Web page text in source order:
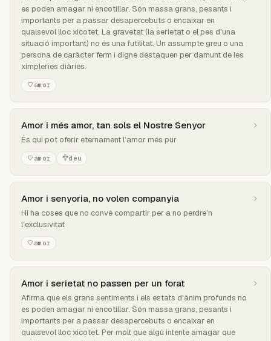
es poden amagar ni encotillar. Són massa grans, pesants i
importants per a passar desapercebuts o encaixar en
qualsevol lloc xicotet. La gravetat (la serietat o el pes d'una
situació important) no és una futilitat. Un assumpte greu o una
persona de caràcter ferm i digne destaquen per damunt de les
ximpleries diàries.
amor
Amor i més amor, tan sols el Nostre Senyor
És qui pot oferir eternament l’amor més pur
amor déu
Amor i senyoria, no volen companyia
Hi ha coses que no convé compartir per a no perdre’n
l’exclusivitat
amor
Amor i serietat no passen per un forat
Afirma que els grans sentiments i els estats d'ànim profunds no
es poden amagar ni encotillar. Són massa grans, pesants i
importants per a passar desapercebuts o encaixar en
qualsevol lloc xicotet. Per molt que algú intente amagar que